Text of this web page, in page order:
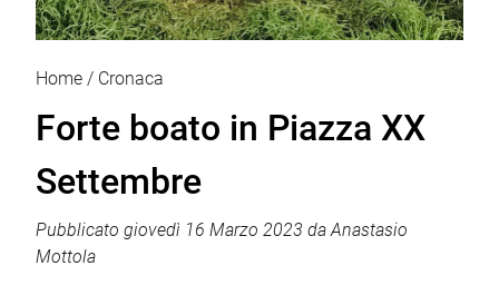
Home Cronaca
Forte boato in Piazza XX
Settembre
Pubblicato giovedì 16 Marzo 2023 daAnastasio
Mottola